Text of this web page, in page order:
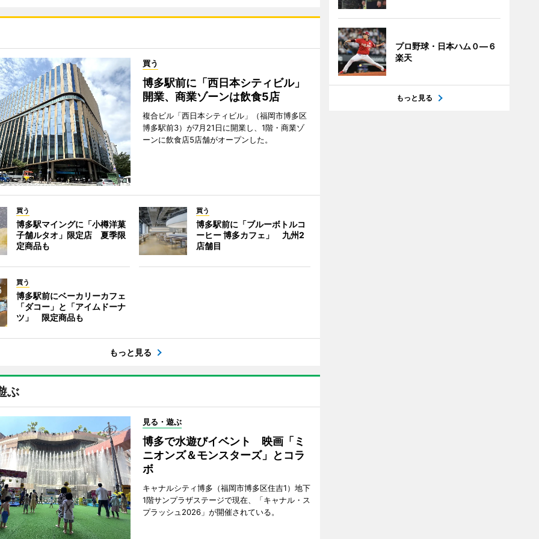
買う
博多駅前に「西日本シティビル」
開業、商業ゾーンは飲食5店
複合ビル「西日本シティビル」（福岡市博多区
博多駅前3）が7月21日に開業し、1階・商業ゾ
ーンに飲食店5店舗がオープンした。
買う
博多駅マイングに「小樽洋菓
子舗ルタオ」限定店 夏季限
定商品も
買う
博多駅前に「ブルーボトルコ
ーヒー 博多カフェ」 九州2
店舗目
買う
博多駅前にベーカリーカフェ
「ダコー」と「アイムドーナ
ツ」 限定商品も
もっと見る
ぶ
見る・遊ぶ
博多で水遊びイベント 映画「ミ
ニオンズ＆モンスターズ」とコラ
ボ
キャナルシティ博多（福岡市博多区住吉1）地下
1階サンプラザステージで現在、「キャナル・ス
プラッシュ2026」が開催されている。
プロ野球・日本ハム０―６
楽天
もっと見る